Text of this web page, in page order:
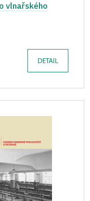
vlnařského
DETAIL